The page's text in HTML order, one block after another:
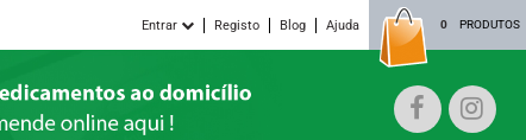
0 PRODUTOS
Entrar Registo Blog Ajuda